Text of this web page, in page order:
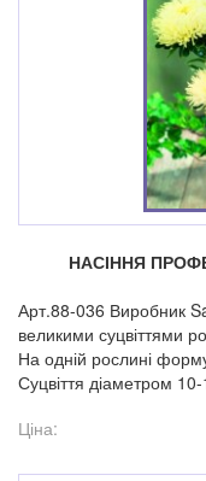
НАСІННЯ
Арт.88-036 Виробник
великими суцвіттями
На одній рослині
Суцвіття діаметром
Ціна: